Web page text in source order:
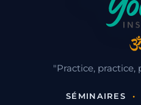
"Practice, practice,
SÉMINAIRES •